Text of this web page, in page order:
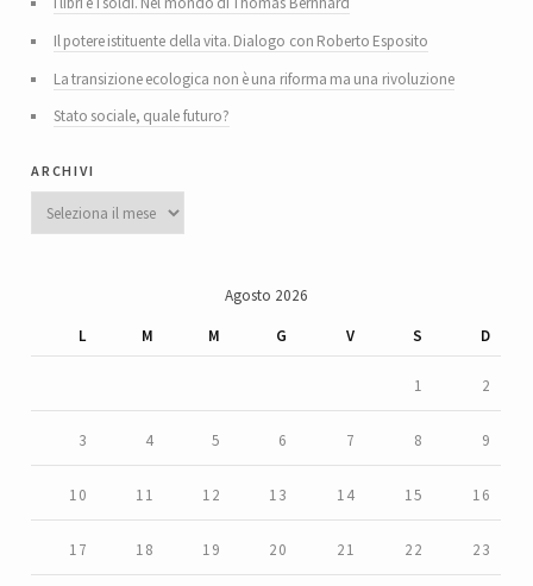
Il potere istituente della vita. Dialogo con Roberto Esposito
La transizione ecologica non è una riforma ma una rivoluzione
Stato sociale, quale futuro?
archivi
Agosto 2026
L
M M G V S D
1 2
3 4 5 6 7 8 9
10 11 12 13 14 15 16
17 18 19 20 21 22 23